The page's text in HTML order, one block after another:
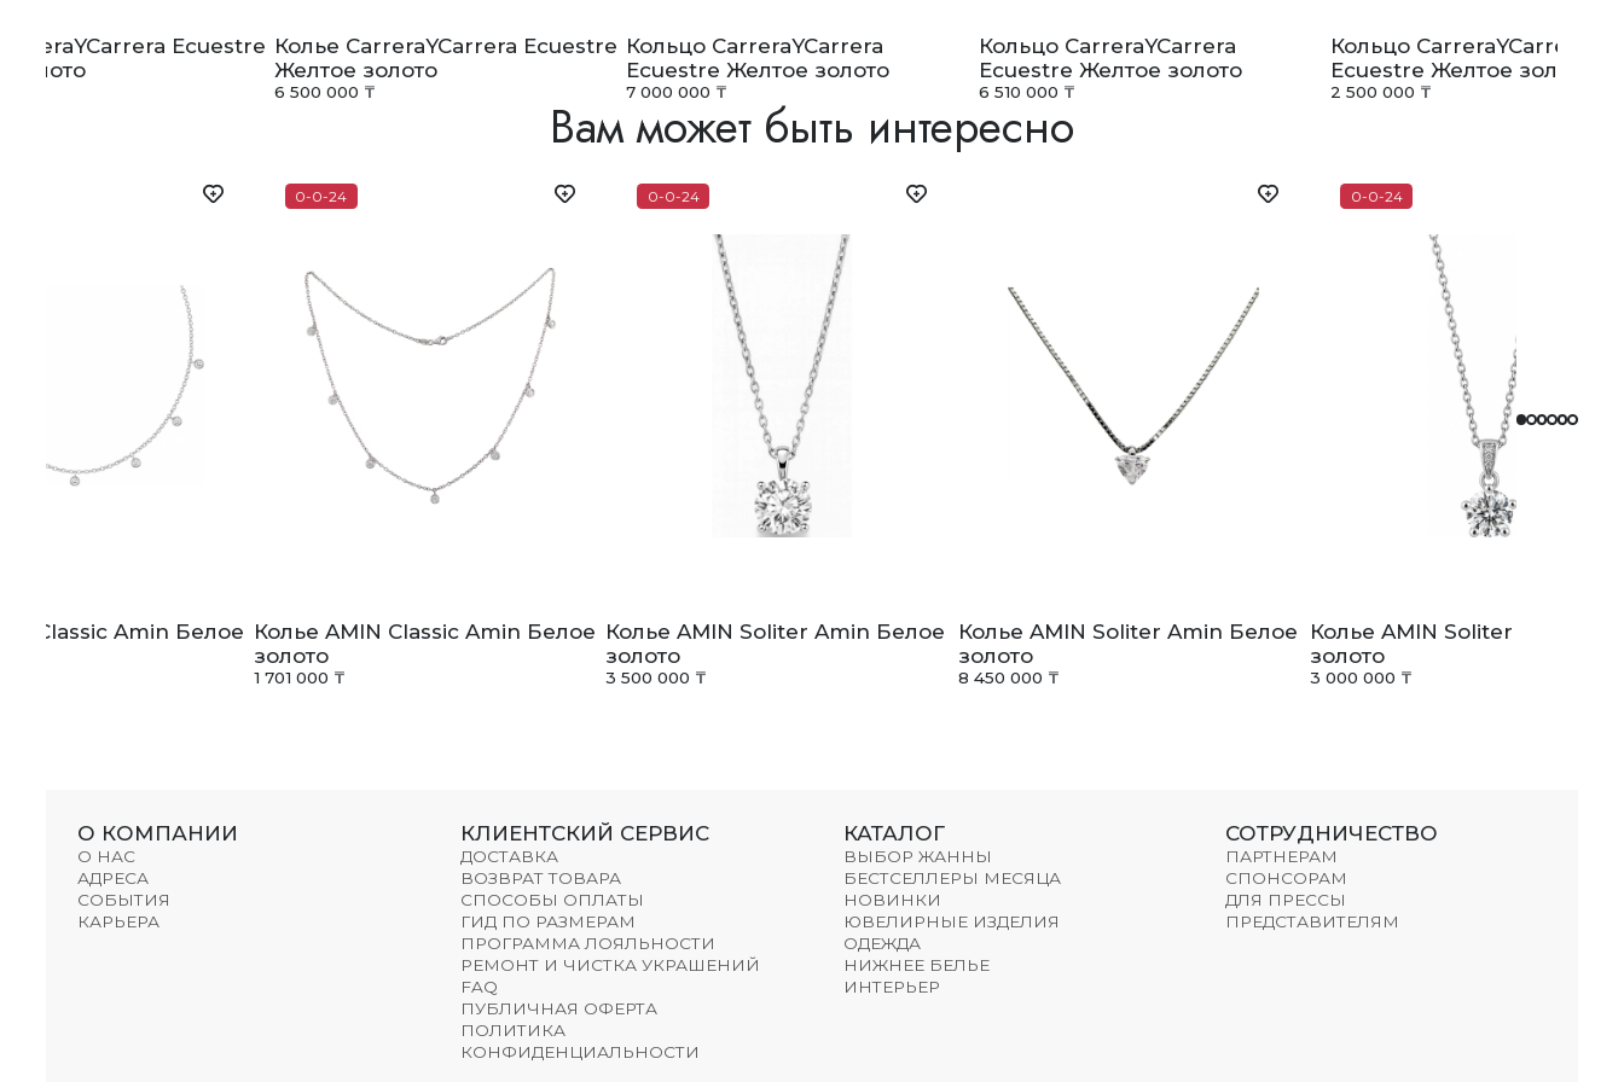
Ecuestre
золото
Колье CarreraYCarrera Ecuestre
Желтое золото
6 500 000 ₸
Кольцо CarreraYCarrera
Ecuestre Желтое золото
7 000 000 ₸
Кольцо CarreraYCarrera
Ecuestre Желтое золото
6 510 000 ₸
Кольцо CarreraYCarrera
Ecuestre Желтое золото
2 500 000 ₸
Вам может быть интересно
Classic Amin Белое
0-0-24
Колье AMIN Classic Amin Белое
золото
1 701 000 ₸
0-0-24
Колье AMIN Soliter Amin Белое
золото
3 500 000 ₸
Колье AMIN Soliter Amin Белое
золото
8 450 000 ₸
0-0-24
Колье AMIN Soliter Amin
золото
3 000 000 ₸
О КОМПАНИИ
О НАС
АДРЕСА
СОБЫТИЯ
КАРЬЕРА
КЛИЕНТСКИЙ СЕРВИС
ДОСТАВКА
ВОЗВРАТ ТОВАРА
СПОСОБЫ ОПЛАТЫ
ГИД ПО РАЗМЕРАМ
ПРОГРАММА ЛОЯЛЬНОСТИ
РЕМОНТ И ЧИСТКА УКРАШЕНИЙ
FAQ
ПУБЛИЧНАЯ ОФЕРТА
ПОЛИТИКА
КОНФИДЕНЦИАЛЬНОСТИ
КАТАЛОГ
ВЫБОР ЖАННЫ
БЕСТСЕЛЛЕРЫ МЕСЯЦА
НОВИНКИ
ЮВЕЛИРНЫЕ ИЗДЕЛИЯ
ОДЕЖДА
НИЖНЕЕ БЕЛЬЕ
ИНТЕРЬЕР
СОТРУДНИЧЕСТВО
ПАРТНЕРАМ
СПОНСОРАМ
ДЛЯ ПРЕССЫ
ПРЕДСТАВИТЕЛЯМ